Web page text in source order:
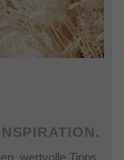
wertvolle Tipps